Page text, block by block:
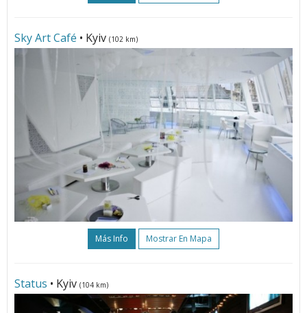
Sky Art Café • Kyiv (102 km)
Más Info Mostrar En Mapa
Status • Kyiv (104 km)